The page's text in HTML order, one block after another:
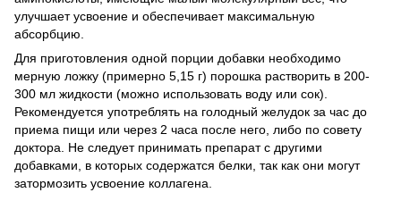
улучшает усвоение и обеспечивает максимальную
абсорбцию.
Для приготовления одной порции добавки необходимо
мерную ложку (примерно 5,15 г) порошка растворить в 200-
300 мл жидкости (можно использовать воду или сок).
Рекомендуется употреблять на голодный желудок за час до
приема пищи или через 2 часа после него, либо по совету
доктора. Не следует принимать препарат с другими
добавками, в которых содержатся белки, так как они могут
затормозить усвоение коллагена.